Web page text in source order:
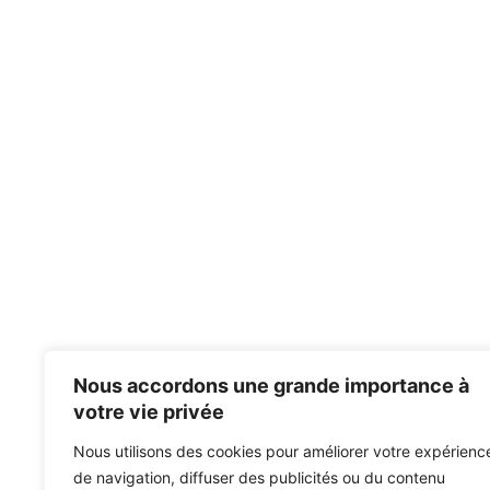
Nous accordons une grande importance à
votre vie privée
Nous utilisons des cookies pour améliorer votre
de navigation, diffuser des publicités ou du contenu